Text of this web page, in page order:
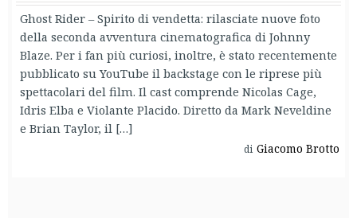
Ghost Rider – Spirito di vendetta: rilasciate nuove foto
della seconda avventura cinematografica di Johnny
Blaze. Per i fan più curiosi, inoltre, è stato recentemente
pubblicato su YouTube il backstage con le riprese più
spettacolari del film. Il cast comprende Nicolas Cage,
Idris Elba e Violante Placido. Diretto da Mark Neveldine
e Brian Taylor, il […]
di Giacomo Brotto